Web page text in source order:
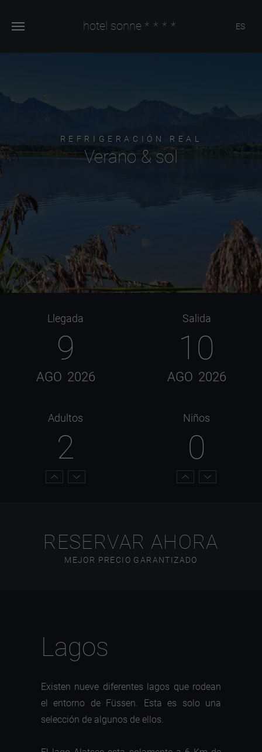
hotel sonne **** ES
REFRIGERACIÓN REAL
Verano & sol
Llegada
9
AGO 2026
Salida
10
AGO 2026
Adultos
2
Niños
0
RESERVAR AHORA
MEJOR PRECIO GARANTIZADO
Lagos
Existen nueve diferentes lagos que rodean
el entorno de Füssen. Esta es solo una
selección de algunos de ellos.